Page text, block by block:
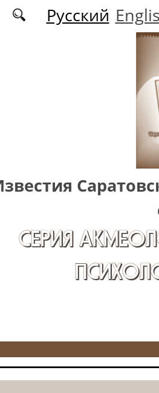
содержаниюРусский
СЕРИЯ